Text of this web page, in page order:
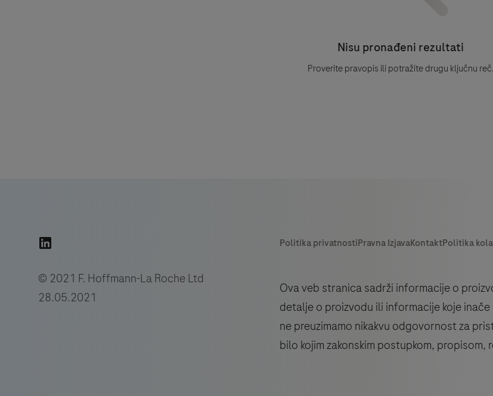
© 2021 F. Hoffmann-La Roche Ltd
28.05.2021
Ova veb stranica sadrži informacije o
detalje o proizvodu ili informacije koje
ne preuzimamo nikakvu odgovornost za
bilo kojim zakonskim postupkom,